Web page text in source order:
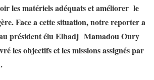
les matériels adéquats et améliorer le
Face a cette situation, notre reporter a
président élu Elhadj Mamadou Oury
les objectifs et les missions assignés par